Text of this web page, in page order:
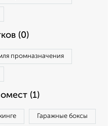
(0)
промназначения
(1)
Гаражные боксы